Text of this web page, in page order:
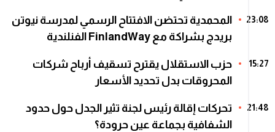
23:08
المحمدية تحتضن الافتتاح الرسمي لمدرسة نيوتن
بريدج بشراكة مع FinlandWay الفنلندية
15:27
حزب الاستقلال يقترح تسقيف أرباح شركات
المحروقات بدل تحديد الأسعار
21:48
تحركات إقالة رئيس لجنة تثير الجدل حول حدود
الشفافية بجماعة عين حرودة؟